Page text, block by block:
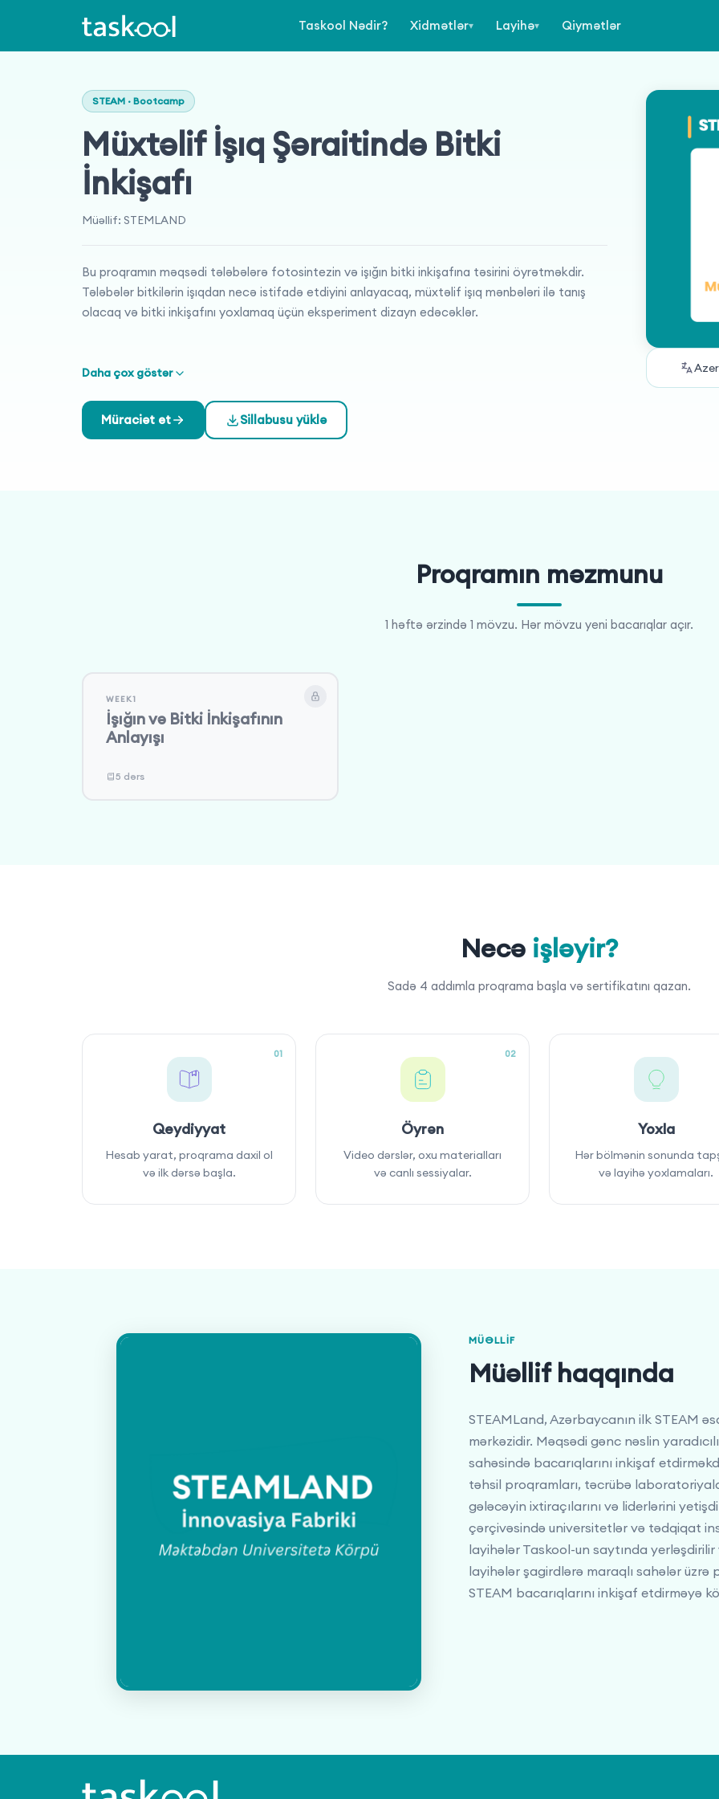
Taskool Nədir? Xidmətlər▾ Layihə▾ Qiymətlər
STEAM · Bootcamp
Müxtəlif İşıq Şəraitində Bitki
İnkişafı
Müəllif: STEMLAND
Bu proqramın məqsədi tələbələrə fotosintezin və işığın bitki inkişafına təsirini öyrətməkdir.
Tələbələr bitkilərin işıqdan necə istifadə etdiyini anlayacaq, müxtəlif işıq mənbələri ilə tanış
olacaq və bitki inkişafını yoxlamaq üçün eksperiment dizayn edəcəklər.
Daha çox göstər
Müraciət et Sillabusu yüklə
Proqramın məzmunu
1 həftə ərzində 1 mövzu. Hər mövzu yeni bacarıqlar açır.
WEEK1
İşığın və Bitki İnkişafının
Anlayışı
5 dərs
Necə işləyir?
Sadə 4 addımla proqrama başla və sertifikatını qazan.
01
Qeydiyyat
Hesab yarat, proqrama daxil ol
və ilk dərsə başla.
02
Öyrən
Video dərslər, oxu materialları
və canlı sessiyalar.
Yoxla
Hər bölmənin sonunda
və layihə yoxlamaları.
MÜƏLLIF
Müəllif haqqında
STEAMLand, Azərbaycanın ilk STEAM
mərkəzidir. Məqsədi gənc nəslin
sahəsində bacarıqlarını inkişaf
təhsil proqramları, təcrübə
gələcəyin ixtiraçılarını və liderlərini
çərçivəsində universitetlər və tədqiqat
layihələr Taskool-un saytında
layihələr şagirdlərə maraqlı sahələr üzrə
STEAM bacarıqlarını inkişaf etdirməyə